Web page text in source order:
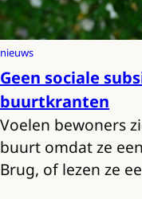
nieuws
Geen sociale
buurtkranten
Voelen bewoners
buurt omdat ze
Brug, of lezen ze